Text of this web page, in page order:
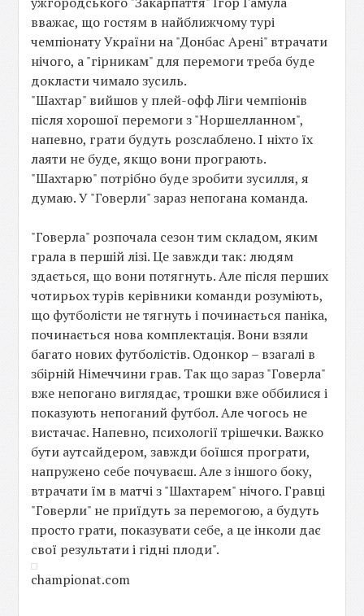
вважає, що гостям в найближчому турі
чемпіонату України на "Донбас Арені" втрачати
нічого, а "гірникам" для перемоги треба буде
докласти чимало зусиль.
"Шахтар" вийшов у плей-офф Ліги чемпіонів
після хорошої перемоги з "Норшелланном",
напевно, грати будуть розслаблено. І ніхто їх
лаяти не буде, якщо вони програють.
"Шахтарю" потрібно буде зробити зусилля, я
думаю. У "Говерли" зараз непогана команда.
"Говерла" розпочала сезон тим складом, яким
грала в першій лізі. Це завжди так: людям
здається, що вони потягнуть. Але після перших
чотирьох турів керівники команди розуміють,
що футболісти не тягнуть і починається паніка,
починається нова комплектація. Вони взяли
багато нових футболістів. Одонкор – взагалі в
збірній Німеччини грав. Так що зараз "Говерла"
вже непогано виглядає, трошки вже оббилися і
показують непоганий футбол. Але чогось не
вистачає. Напевно, психології трішечки. Важко
бути аутсайдером, завжди боїшся програти,
напружено себе почуваєш. Але з іншого боку,
втрачати їм в матчі з "Шахтарем" нічого. Гравці
"Говерли" не приїдуть за перемогою, а будуть
просто грати, показувати себе, а це інколи дає
свої результати і гідні плоди".
championat.com